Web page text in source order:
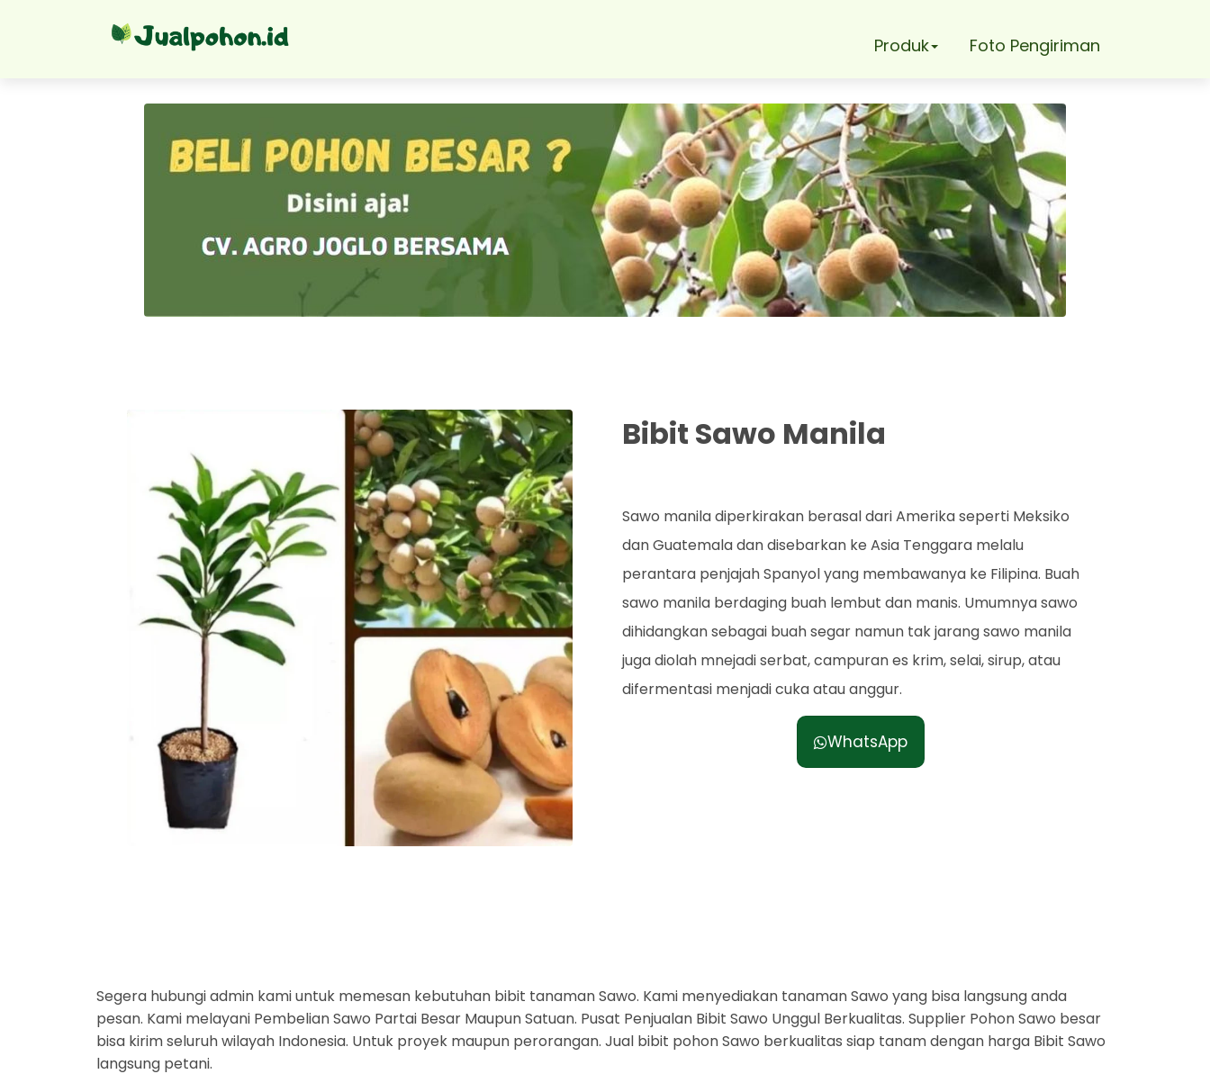
Produk Foto Pengiriman
Bibit Sawo Manila
Sawo manila diperkirakan berasal dari Amerika seperti Meksiko
dan Guatemala dan disebarkan ke Asia Tenggara melalu
perantara penjajah Spanyol yang membawanya ke Filipina. Buah
sawo manila berdaging buah lembut dan manis. Umumnya sawo
dihidangkan sebagai buah segar namun tak jarang sawo manila
juga diolah mnejadi serbat, campuran es krim, selai, sirup, atau
difermentasi menjadi cuka atau anggur.
WhatsApp
Segera hubungi admin kami untuk memesan kebutuhan bibit tanaman Sawo. Kami menyediakan tanaman Sawo yang bisa langsung anda
pesan. Kami melayani Pembelian Sawo Partai Besar Maupun Satuan. Pusat Penjualan Bibit Sawo Unggul Berkualitas. Supplier Pohon Sawo besar
bisa kirim seluruh wilayah Indonesia. Untuk proyek maupun perorangan. Jual bibit pohon Sawo berkualitas siap tanam dengan harga Bibit Sawo
langsung petani.